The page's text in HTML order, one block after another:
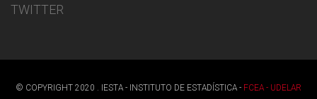
TWITTER
© COPYRIGHT 2020 . IESTA - INSTITUTO DE ESTADÍSTICA - FCEA - UDELAR